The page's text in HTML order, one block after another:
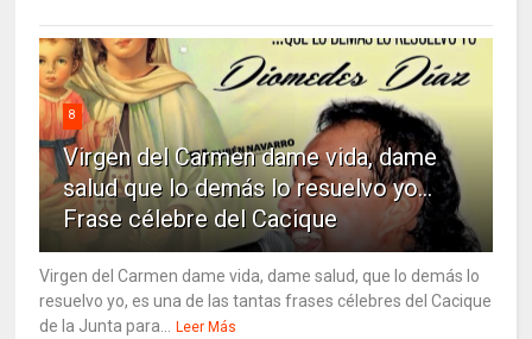
8
Virgen del Carmen dame vida, dame
salud que lo demás lo resuelvo yo…
Frase célebre del Cacique
Virgen del Carmen dame vida, dame salud, que lo demás lo
resuelvo yo, es una de las tantas frases célebres del Cacique
de la Junta para...
Leer Más